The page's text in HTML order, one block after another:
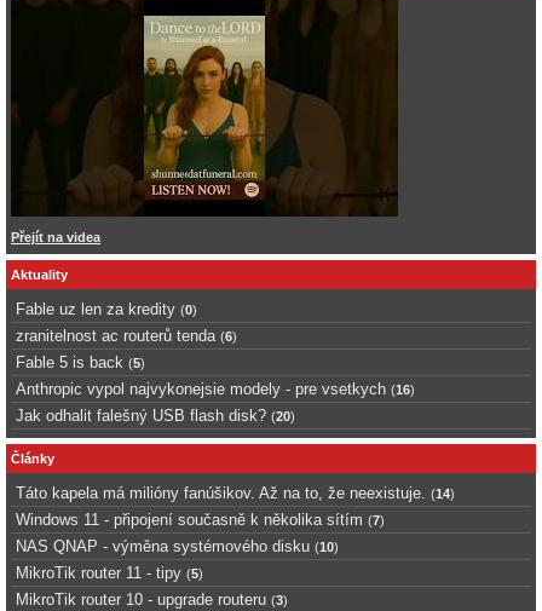
Přejít na videa
Aktuality
Fable uz len za kredity (0)
zranitelnost ac routerů tenda (6)
Fable 5 is back (5)
Anthropic vypol najvykonejsie modely - pre vsetkych (16)
Jak odhalit falešný USB flash disk? (20)
Články
Táto kapela má milióny fanúšikov. Až na to, že neexistuje. (14)
Windows 11 - připojení současně k několika sítím (7)
NAS QNAP - výměna systémového disku (10)
MikroTik router 11 - tipy (5)
MikroTik router 10 - upgrade routeru (3)